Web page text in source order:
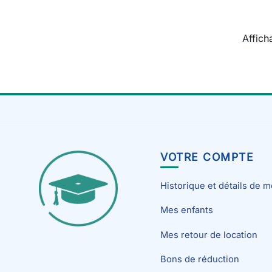
VOTRE COMPTE
Historique et détails de
Mes enfants
Mes retour de location
Bons de réduction